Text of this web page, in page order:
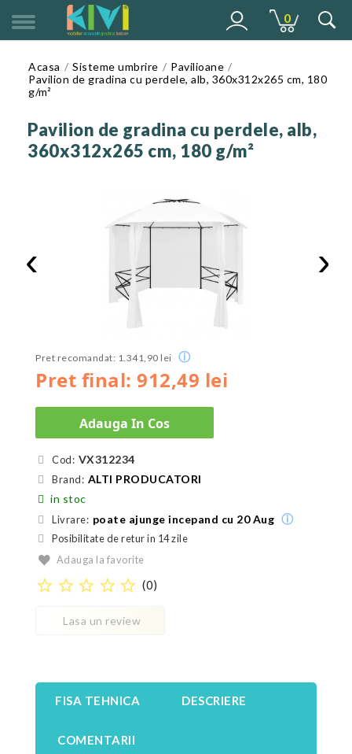
0
Acasa Sisteme umbrire
Pavilioane
Pavilion de gradina cu perdele, alb, 360x312x265 cm, 180
g/m²
Pavilion de gradina cu perdele, alb,
360x312x265 cm, 180 g/m²
‹ ›
Pret final: 912,49 lei
Pret recomandat: 1.341,90 lei ⓘ
Adauga In Cos
Cod: VX312234
Brand: ALTI PRODUCATORI
in stoc
Livrare: poate ajunge incepand cu 20 Aug ⓘ
Posibilitate de retur in 14 zile
Adauga la favorite
star_border star_border star_border star_border star_border (0)
Lasa un review
FISA TEHNICA DESCRIERE
COMENTARII